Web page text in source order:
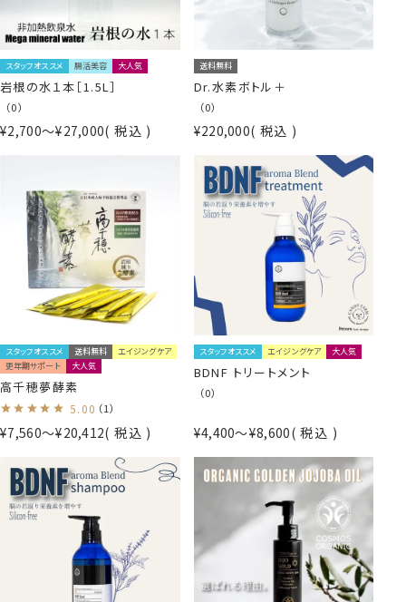
スタッフオススメ 腸活美容 大人気
岩根の水１本［1.5L］
（0）
¥2,700〜¥27,000 税込
送料無料
Dr.水素ボトル＋
（0）
¥220,000 税込
スタッフオススメ 送料無料
エイジングケア
更年期サポート
大人気
高千穂夢酵素
5.00 （1）
¥7,560〜¥20,412 税込
スタッフオススメ エイジングケア 大人気
BDNF トリートメント
（0）
¥4,400〜¥8,600 税込